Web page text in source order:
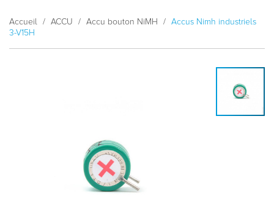
Accueil ACCU Accu bouton NiMH
Accus Nimh industriels
3-V15H